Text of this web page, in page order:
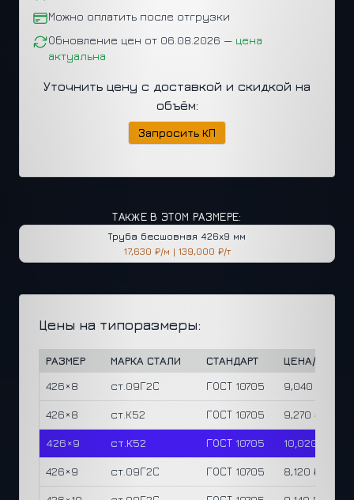
Можно оплатить после отгрузки
Обновление цен от 06.08.2026 — цена
актуальна
Уточнить цену с доставкой и скидкой на
объём:
Запросить КП
ТАКЖЕ В ЭТОМ РАЗМЕРЕ:
Труба бесшовная 426x9 мм
17,630 ₽/м | 139,000 ₽/т
Цены на типоразмеры:
РАЗМЕР МАРКА СТАЛИ СТАНДАРТ ЦЕНА/М
426×8
ст.09Г2С ГОСТ 10705 9,040 ₽
426×8 ст.К52 ГОСТ 10705 9,270 ₽
426×9 ст.К52 ГОСТ 10705 10,020 ₽
426×9 ст.09Г2С ГОСТ 10705 8,120 ₽